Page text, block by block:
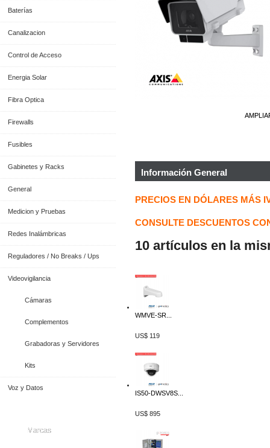
Baterías
Canalizacion
Control de Acceso
Energia Solar
Fibra Optica
Firewalls
Fusibles
Gabinetes y Racks
General
Medicion y Pruebas
Redes Inalámbricas
Reguladores / No Breaks / Ups
Videovigilancia
Cámaras
Complementos
Grabadoras y Servidores
Kits
Voz y Datos
Marcas
Información General
PRECIOS EN DÓLARES MÁS
CONSULTE DESCUENTOS
10 artículos en la
WMVE-SR...
US$ 119
IS50-DWSV8S...
US$ 895